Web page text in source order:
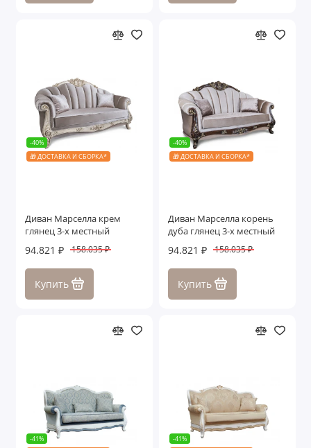
-40%
🎁 ДОСТАВКА И СБОРКА*
Диван Марселла крем
глянец 3-х местный
94.821 ₽ 158.035 ₽
Купить
-40%
🎁 ДОСТАВКА И СБОРКА*
Диван Марселла корень
дуба глянец 3-х местный
94.821 ₽ 158.035 ₽
Купить
-41%
-41%